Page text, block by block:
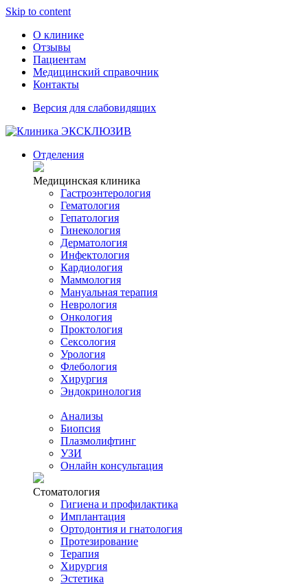
Skip to content
О клинике
Отзывы
Пациентам
Медицинский справочник
Контакты
Версия для слабовидящих
Отделения
Медицинская клиника
Гастроэнтерология
Гематология
Гепатология
Гинекология
Дерматология
Инфектология
Кардиология
Маммология
Мануальная терапия
Неврология
Онкология
Проктология
Сексология
Урология
Флебология
Хирургия
Эндокринология
Анализы
Биопсия
Плазмолифтинг
УЗИ
Онлайн консультация
Стоматология
Гигиена и профилактика
Имплантация
Ортодонтия и гнатология
Протезирование
Терапия
Хирургия
Эстетика